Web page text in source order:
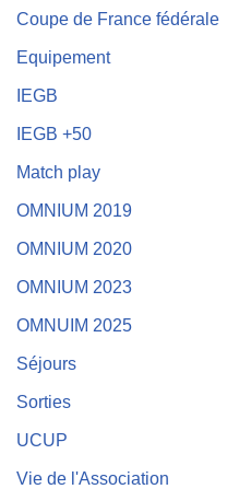
Coupe de France fédérale
Equipement
IEGB
IEGB +50
Match play
OMNIUM 2019
OMNIUM 2020
OMNIUM 2023
OMNUIM 2025
Séjours
Sorties
UCUP
Vie de l'Association